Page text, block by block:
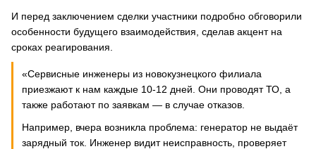
И перед заключением сделки участники подробно обговорили
особенности будущего взаимодействия, сделав акцент на
сроках реагирования.
«Сервисные инженеры из новокузнецкого филиала
приезжают к нам каждые 10-12 дней. Они проводят ТО, а
также работают по заявкам — в случае отказов.
Например, вчера возникла проблема: генератор не выдаёт
зарядный ток. Инженер видит неисправность, проверяет